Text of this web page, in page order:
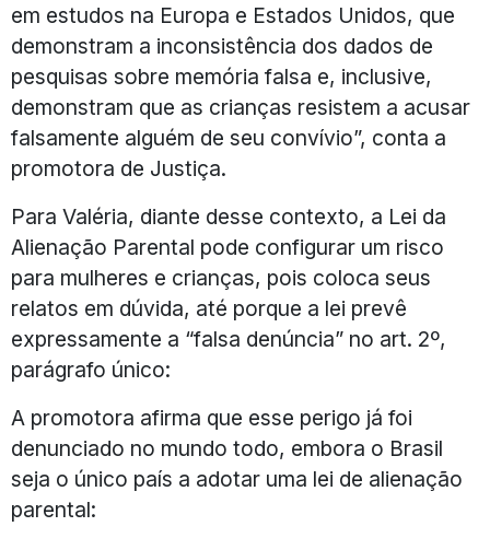
em estudos na Europa e Estados Unidos, que
demonstram a inconsistência dos dados de
pesquisas sobre memória falsa e, inclusive,
demonstram que as crianças resistem a acusar
falsamente alguém de seu convívio”, conta a
promotora de Justiça.
Para Valéria, diante desse contexto, a Lei da
Alienação Parental pode configurar um risco
para mulheres e crianças, pois coloca seus
relatos em dúvida, até porque a lei prevê
expressamente a “falsa denúncia” no art. 2º,
parágrafo único:
A promotora afirma que esse perigo já foi
denunciado no mundo todo, embora o Brasil
seja o único país a adotar uma lei de alienação
parental: